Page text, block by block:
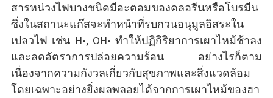
สารหน่วงไฟบางชนิดมีอะตอมของคลอรีนหรือโบรมีน
ซึ่งในสถานะแก๊สจะทำหน้าที่รบกวนอนุมูลอิสระใน
เปลวไฟ เช่น H•, OH• ทำให้ปฏิกิริยาการเผาไหม้ช้าลง
และลดอัตราการปล่อยความร้อน อย่างไรก็ตาม
เนื่องจากความกังวลเกี่ยวกับสุขภาพและสิ่งแวดล้อม
โดยเฉพาะอย่างยิ่งผลพลอยได้จากการเผาไหม้ของฮา